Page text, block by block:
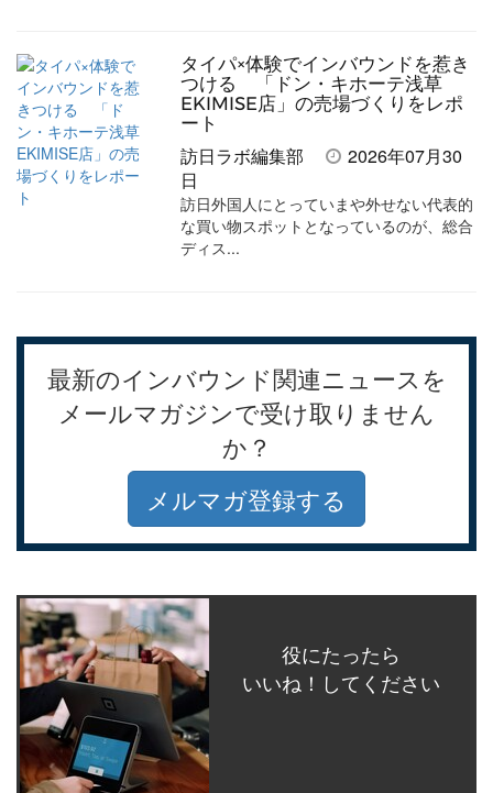
タイパ×体験でインバウンドを惹き
つける 「ドン・キホーテ浅草
EKIMISE店」の売場づくりをレポ
ート
訪日ラボ編集部
2026年07月30
日
訪日外国人にとっていまや外せない代表的
な買い物スポットとなっているのが、総合
ディス...
最新のインバウンド関連ニュースを
メールマガジンで受け取りません
か？
メルマガ登録する
役にたったら
いいね！してください